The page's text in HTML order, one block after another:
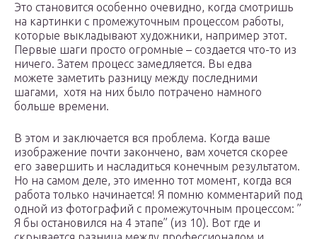
Это становится особенно очевидно, когда смотришь
на картинки с промежуточным процессом работы,
которые выкладывают художники, например этот.
Первые шаги просто огромные – создается что-то из
ничего. Затем процесс замедляется. Вы едва
можете заметить разницу между последними
шагами, хотя на них было потрачено намного
больше времени.
В этом и заключается вся проблема. Когда ваше
изображение почти закончено, вам хочется скорее
его завершить и насладиться конечным результатом.
Но на самом деле, это именно тот момент, когда вся
работа только начинается! Я помню комментарий под
одной из фотографий с промежуточным процессом: ”
Я бы остановился на 4 этапе” (из 10). Вот где и